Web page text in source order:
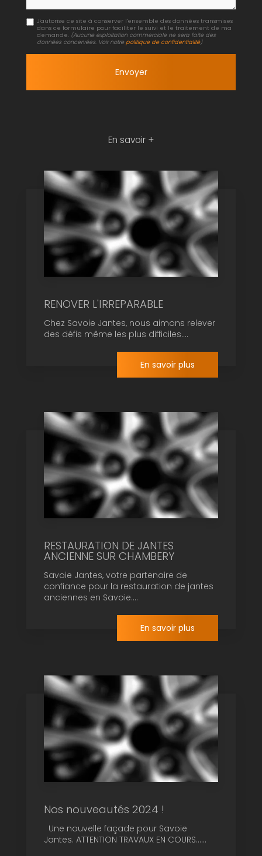
J'autorise ce site à conserver l'ensemble des données transmises
dans ce formulaire pour faciliter le suivi et le traitement de ma
demande. (Aucune exploitation commerciale ne sera faite des
données concervées. Voir notrepolitique de confidentialité)
En savoir +
RENOVER L'IRREPARABLE
Chez Savoie Jantes, nous aimons relever
des défis même les plus difficiles....
En savoir plus
RESTAURATION DE JANTES
ANCIENNE SUR CHAMBERY
Savoie Jantes, votre partenaire de
confiance pour la restauration de jantes
anciennes en Savoie....
En savoir plus
Nos nouveautés 2024 !
Une nouvelle façade pour Savoie
Jantes. ATTENTION TRAVAUX EN COURS......